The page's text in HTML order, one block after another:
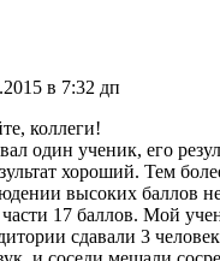
в 7:32 дп
коллеги!
один ученик, его
хороший. Тем
высоких баллов
17 баллов. Мой
сдавали 3